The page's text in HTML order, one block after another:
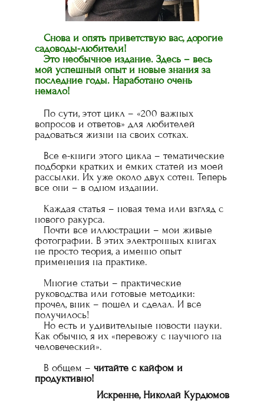
Снова и опять приветствую вас, дорогие
садоводы-любители!
Это необычное издание. Здесь – весь
мой успешный опыт и новые знания за
последние годы. Наработано очень
немало!
По сути, этот цикл – «200 важных
вопросов и ответов» для любителей
радоваться жизни на своих сотках.
Все е-книги этого цикла – тематические
подборки кратких и ёмких статей из моей
рассылки. Их уже около двух сотен. Теперь
все они – в одном издании.
Каждая статья – новая тема или взгляд с
нового ракурса.
Почти все иллюстрации – мои живые
фотографии. В этих электронных книгах
не просто теория, а именно опыт
применения на практике.
Многие статьи – практические
руководства или готовые методики:
прочёл, вник – пошёл и сделал. И всё
получилось!
Но есть и удивительные новости науки.
Как обычно, я их «перевожу с научного на
человеческий».
В общем – читайте с кайфом и
продуктивно!
Искренне, Николай Курдюмов